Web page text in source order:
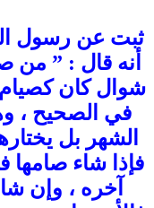
ثبت عن رسول
أنه قال : ” من
شوال كان
في الصحيح ،
الشهر بل
فإذا شاء صامها
آخره ، وإن